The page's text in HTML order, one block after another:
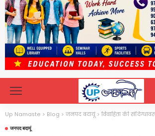
Up Namaste > Blog > जनपद बदायूं>विवाहिता की संदिग्धावस्था में
जनपद बदायूं